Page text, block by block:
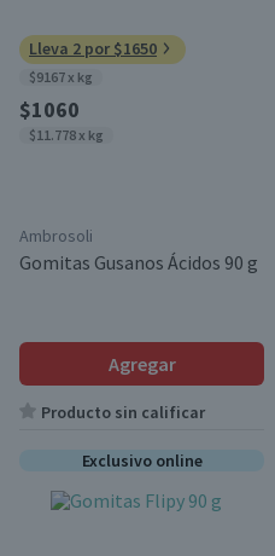
Lleva 2 por $1650
$9167 x kg
$1060
$11.778 x kg
Ambrosoli
Gomitas Gusanos Ácidos 90 g
Agregar
Producto sin calificar
Exclusivo online